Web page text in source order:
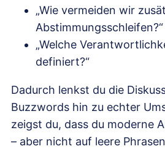
„Wie vermeiden wir
Abstimmungsschleifen?“
„Welche
definiert?“
Dadurch lenkst du die
Buzzwords hin zu echter
zeigst du, dass du moderne
– aber nicht auf leere